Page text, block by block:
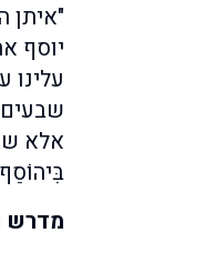
"איתן
יוסף
שבעים
אלא
מדרש